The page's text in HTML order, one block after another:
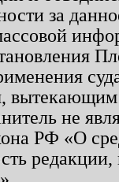
за
не
РФ «О